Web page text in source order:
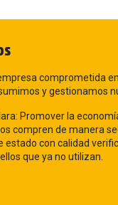
comprometida
y gestionamos
Promover la
compren de manera
estado con calidad
que ya no utilizan.